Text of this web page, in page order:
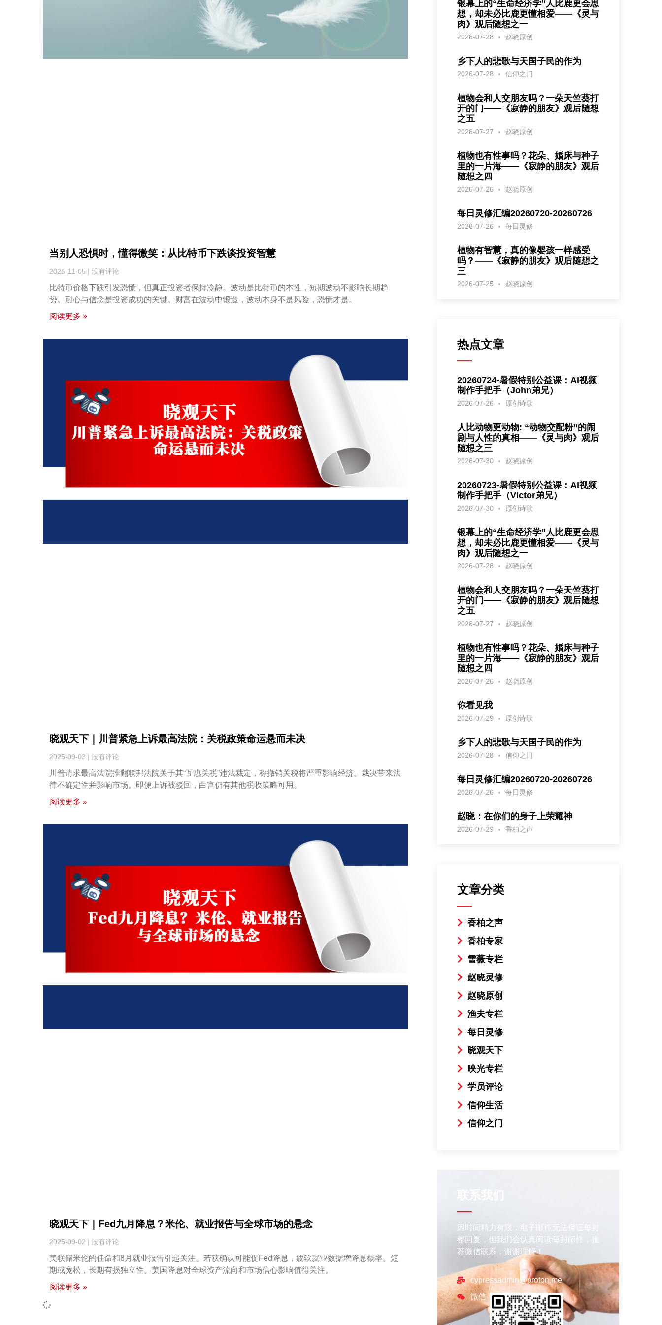
当别人恐惧时，懂得微笑：从比特币下跌谈投资智慧
2025-11-05 没有评论
比特币价格下跌引发恐慌，但真正投资者保持冷静。波动是比特币的本性，短期波动不影响长期趋
势。耐心与信念是投资成功的关键。财富在波动中锻造，波动本身不是风险，恐慌才是。
阅读更多 »
晓观天下｜川普紧急上诉最高法院：关税政策命运悬而未决
2025-09-03 没有评论
川普请求最高法院推翻联邦法院关于其“互惠关税”违法裁定，称撤销关税将严重影响经济。裁决带来法
律不确定性并影响市场。即便上诉被驳回，白宫仍有其他税收策略可用。
阅读更多 »
晓观天下｜Fed九月降息？米伦、就业报告与全球市场的悬念
2025-09-02 没有评论
美联储米伦的任命和8月就业报告引起关注。若获确认可能促Fed降息，疲软就业数据增降息概率。短
期或宽松，长期有损独立性。美国降息对全球资产流向和市场信心影响值得关注。
阅读更多 »
银幕上的“生命经济学”人比鹿更会思
想，却未必比鹿更懂相爱——《灵与
肉》观后随想之一
2026-07-28 赵晓原创
乡下人的悲歌与天国子民的作为
2026-07-28 信仰之门
植物会和人交朋友吗？一朵天竺葵打
开的门——《寂静的朋友》观后随想
之五
2026-07-27 赵晓原创
植物也有性事吗？花朵、婚床与种子
里的一片海——《寂静的朋友》观后
随想之四
2026-07-26 赵晓原创
每日灵修汇编20260720-20260726
2026-07-26 每日灵修
植物有智慧，真的像婴孩一样感受
吗？——《寂静的朋友》观后随想之
三
2026-07-25 赵晓原创
热点文章
20260724-暑假特别公益课：AI视频
制作手把手（John弟兄）
2026-07-26 原创诗歌
人比动物更动物: “动物交配粉”的闹
剧与人性的真相——《灵与肉》观后
随想之三
2026-07-30 赵晓原创
20260723-暑假特别公益课：AI视频
制作手把手（Victor弟兄）
2026-07-30 原创诗歌
银幕上的“生命经济学”人比鹿更会思
想，却未必比鹿更懂相爱——《灵与
肉》观后随想之一
2026-07-28 赵晓原创
植物会和人交朋友吗？一朵天竺葵打
开的门——《寂静的朋友》观后随想
之五
2026-07-27 赵晓原创
植物也有性事吗？花朵、婚床与种子
里的一片海——《寂静的朋友》观后
随想之四
2026-07-26 赵晓原创
你看见我
2026-07-29 原创诗歌
乡下人的悲歌与天国子民的作为
2026-07-28 信仰之门
每日灵修汇编20260720-20260726
2026-07-26 每日灵修
赵晓：在你们的身子上荣耀神
2026-07-29 香柏之声
文章分类
香柏之声
香柏专家
雪薇专栏
赵晓灵修
赵晓原创
渔夫专栏
每日灵修
晓观天下
映光专栏
学员评论
信仰生活
信仰之门
因时间精力有限，电子邮件无法保证每封
都回复，但我们会认真阅读每封邮件，推
荐微信联系，谢谢理解！
cypressadmin@proton.me
微信